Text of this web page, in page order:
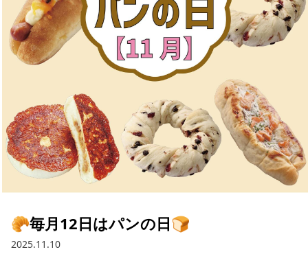
採用情報
お問い合わせ
Contact us in English
🥐毎月12日はパンの日🍞
2025.11.10